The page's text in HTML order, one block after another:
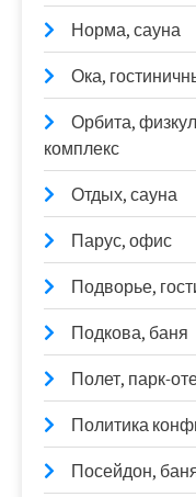
Норма, сауна
Ока,
Орбита,
комплекс
Отдых, сауна
Парус, офис
Подворье,
Подкова, баня
Полет, парк-
Политика
Посейдон,